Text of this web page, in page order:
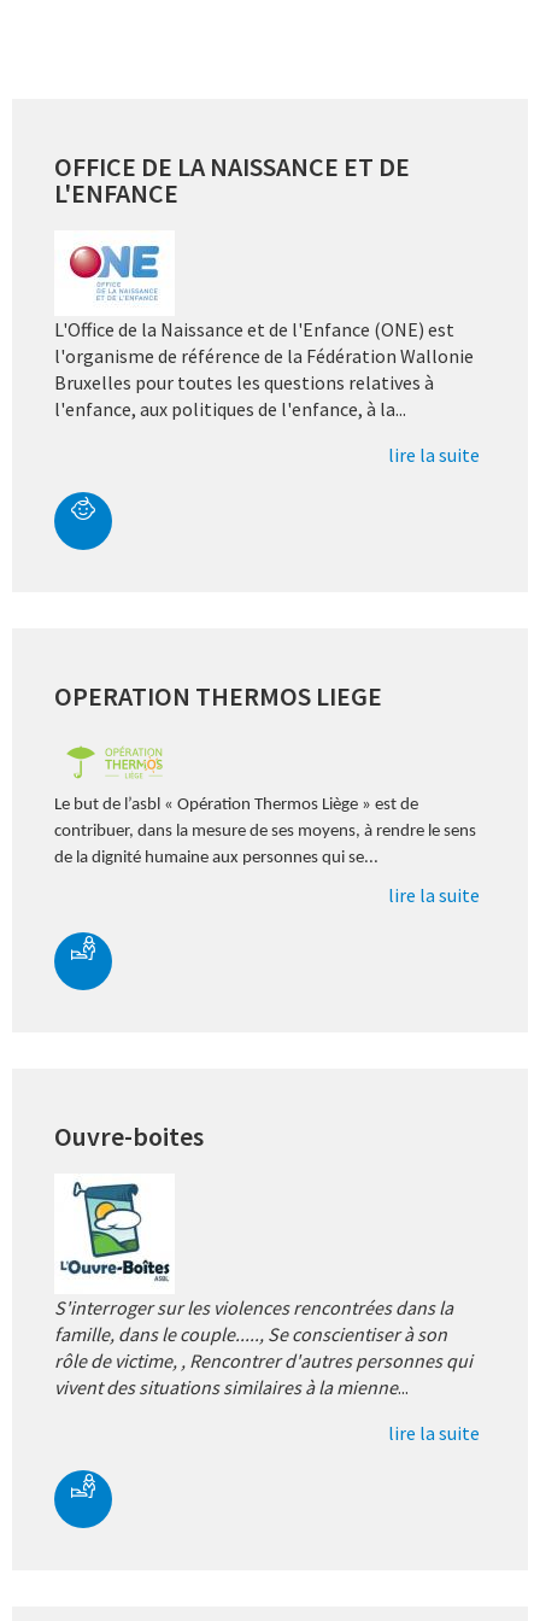
OFFICE DE LA NAISSANCE ET DE
L'ENFANCE
L'Office de la Naissance et de l'Enfance (ONE) est
l'organisme de référence de la Fédération Wallonie
Bruxelles pour toutes les questions relatives à
l'enfance, aux politiques de l'enfance, à la...
lire la suite
OPERATION THERMOS LIEGE
Le but de l’asbl « Opération Thermos Liège » est de
contribuer, dans la mesure de ses moyens, à rendre le sens
de la dignité humaine aux personnes qui se...
lire la suite
Ouvre-boites
S'interroger sur les violences rencontrées dans la
famille, dans le couple....., Se conscientiser à son
rôle de victime, , Rencontrer d'autres personnes qui
vivent des situations similaires à la mienne...
lire la suite